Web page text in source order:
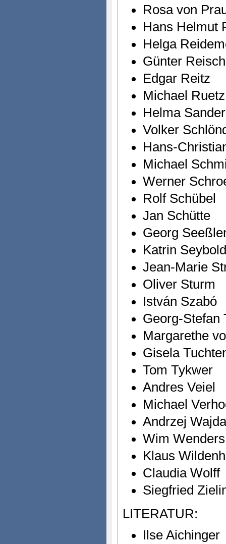
Rosa von
Hans Helmut
Helga
Günter Reisch
Edgar Reitz
Michael Ruetz
Helma
Volker
Hans-
Michael
Werner
Rolf Schübel
Jan Schütte
Georg
Katrin
Jean-Marie
Oliver Sturm
István Szabó
Georg-Stefan
Margarethe
Gisela
Tom Tykwer
Andres Veiel
Michael
Andrzej Wajda
Wim Wenders
Klaus
Claudia Wolff
Siegfried
LITERATUR:
Ilse Aichinger